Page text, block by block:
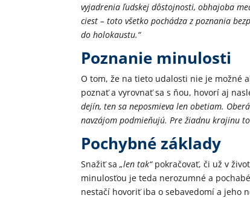
vyjadrenia ľudskej dôstojnosti, obhajoba
ciest – toto všetko pochádza z poznania
do holokaustu.“
Poznanie minulosti
O tom, že na tieto udalosti nie je možné
poznať a vyrovnať sa s ňou, hovorí aj
dejín, ten sa neposmieva len obetiam.
navzájom podmieňujú. Pre žiadnu krajinu
Pochybné základy
Snažiť sa„len tak“pokračovať, či už v
minulosťou je teda nerozumné a
nestačí hovoriť iba o sebavedomí a jeho